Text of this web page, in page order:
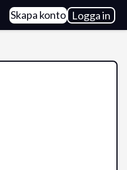
Skapa konto Logga in